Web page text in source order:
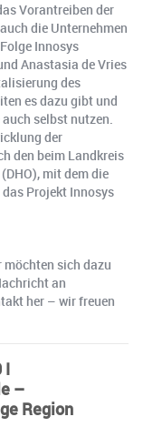
Vorantreiben der
die Unternehmen
Innosys
Anastasia de Vries
des
es dazu gibt und
selbst nutzen.
der
den beim Landkreis
mit dem die
Projekt Innosys
möchten sich dazu
an
her – wir freuen
I
–
Region